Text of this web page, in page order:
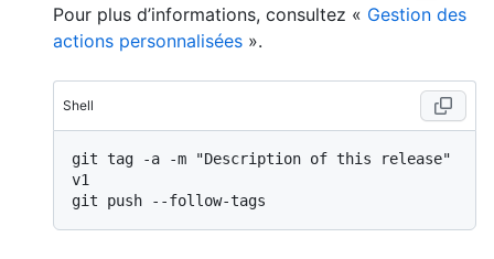
Pour plus d’informations, consultez « Gestion des
actions personnalisées ».
Shell
git tag -a -m "Description of this release"
v1